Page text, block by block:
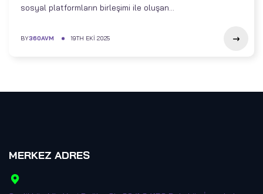
sosyal platformların birleşimi ile oluşan...
BY360AVM 19TH EKI 2025
MERKEZ ADRES